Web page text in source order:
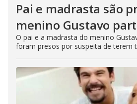
Pai e madrasta são
menino Gustavo
O pai e a madrasta do menino
foram presos por suspeita de terem